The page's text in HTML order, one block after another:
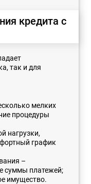
кредита с
так и для
мелких
процедуры
нагрузки,
график
–
суммы платежей;
имущество.